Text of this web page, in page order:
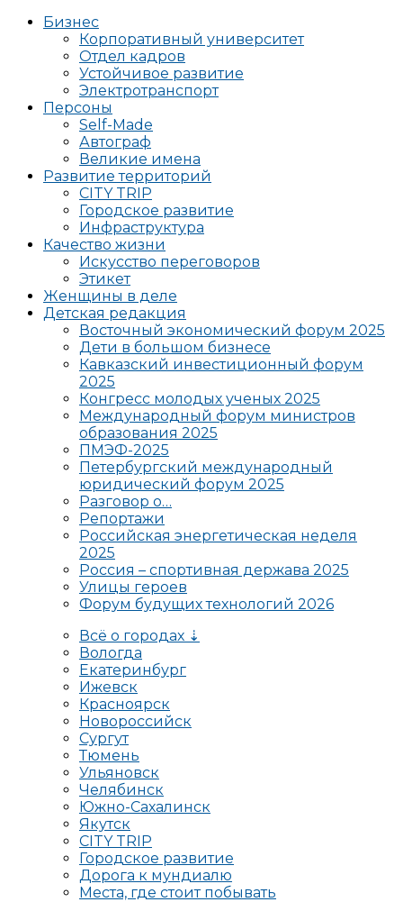
Бизнес
Корпоративный университет
Отдел кадров
Устойчивое развитие
Электротранспорт
Персоны
Self-Made
Автограф
Великие имена
Развитие территорий
CITY TRIP
Городское развитие
Инфраструктура
Качество жизни
Искусство переговоров
Этикет
Женщины в деле
Детская редакция
Восточный экономический форум 2025
Дети в большом бизнесе
Кавказский инвестиционный форум
2025
Конгресс молодых ученых 2025
Международный форум министров
образования 2025
ПМЭФ-2025
Петербургский международный
юридический форум 2025
Разговор о…
Репортажи
Российская энергетическая неделя
2025
Россия – спортивная держава 2025
Улицы героев
Форум будущих технологий 2026
Всё о городах ⇣
Вологда
Екатеринбург
Ижевск
Красноярск
Новороссийск
Сургут
Тюмень
Ульяновск
Челябинск
Южно-Сахалинск
Якутск
CITY TRIP
Городское развитие
Дорога к мундиалю
Места, где стоит побывать